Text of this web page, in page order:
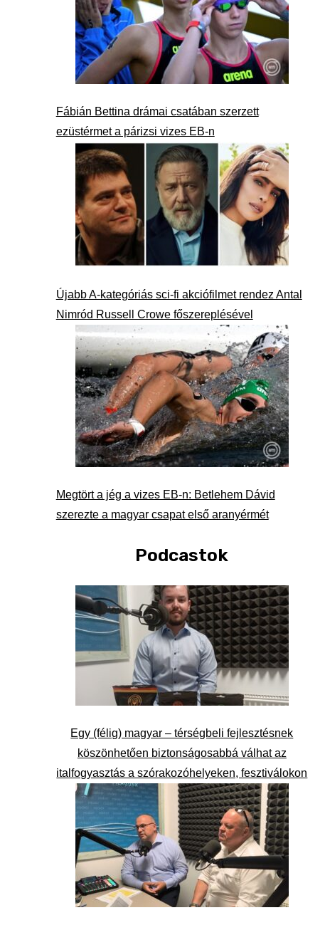
Fábián Bettina drámai csatában szerzett
ezüstérmet a párizsi vizes EB-n
Újabb A-kategóriás sci-fi akciófilmet rendez Antal
Nimród Russell Crowe főszereplésével
Megtört a jég a vizes EB-n: Betlehem Dávid
szerezte a magyar csapat első aranyérmét
Podcastok
Egy (félig) magyar – térségbeli fejlesztésnek
köszönhetően biztonságosabbá válhat az
italfogyasztás a szórakozóhelyeken, fesztiválokon